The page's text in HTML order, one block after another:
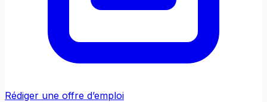
Rédiger une offre d’emploi